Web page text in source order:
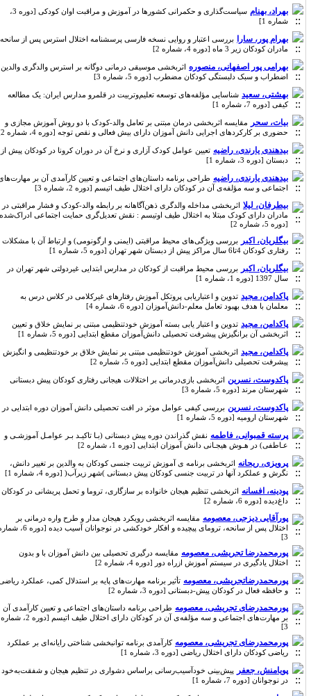
بهراد، بهنام
سیاست‌گذاری و حکمرانی کشورها در آموزش و مراقبت اوان کودکی [دوره 3،
شماره 1]
بهرام پور، سارا بررسی اعتبار و روایی نسخه فارسی پرسشنامه اختلال استرس پس از سانحه
مادران کودکان زیر 3 ماه [دوره 4، شماره 2]
بهرامی پور اصفهانی، منصوره اثربخشی موسیقی‌ درمانی دوگانه بر استرس والدگری والدین،
اضطراب و سبک دلبستگی کودکان مضطرب [دوره 5، شماره 3]
بهشتی، سعید شناسایی مؤلفه‌های توسعه تعلیم‌وتربیت در قلمرو مدارس ایران: یک مطالعه
کیفی [دوره 7، شماره 1]
بیات، سحر مقایسه اثربخشی درمان مبتنی بر تعامل والد-کودک با دو روش آموزش مجازی و
حضوری بر کارکردهای اجرایی دانش آموزان دارای بیش فعالی و نقص توجه [دوره 4، شماره 2]
بیدهندی یارندی، راضیه تعیین عوامل کودک آزاری و نرخ آن در دوران کرونا در کودکان پیش از
دبستان [دوره 3، شماره 1]
بیدهندی یارندی، راضیه طراحی برنامه داستان‌های اجتماعی و تعیین کارآمدی آن بر مهارت‌های
اجتماعی و سه مؤلفه‌ی آن در کودکان دارای اختلال طیف اتیسم [دوره 2، شماره 3]
بیطرفان، لیلا اثربخشی مداخله والدگری ذهن‌آگاهانه بر رابطه والد-کودک و فشار مراقبتی در
مادران دارای کودک مبتلا به اختلال طیف اوتیسم : نقش تعدیل‌گری حمایت اجتماعی ادراک‌شده
[دوره 5، شماره 2]
بیگلریان، اکبر بررسی ویژگی‌های محیط مراقبتی (ایمنی و ارگونومی) و ارتباط آن با مشکلات
رفتاری کودکان 4تا6 سال مراکز پیش از دبستان شهر تهران [دوره 5، شماره 1]
بیگلریان، اکبر بررسی محیط مراقبت از کودکان در مدارس ابتدایی غیردولتی شهر تهران در
سال 1397 [دوره 1، شماره 1]
پاکدامن، مجید تدوین و اعتباریابی پروتکل آموزش رفتارهای غیرکلامی در کلاس درس به
معلمان با هدف بهبود تعامل معلم-دانش‌آموزان [دوره 6، شماره 4]
پاکدامن، مجید تدوین و اعتبار یابی بسته آموزش خودتنظیمی مبتنی بر نمایش خلاق و تعیین
اثربخشی آن برانگیزش پیشرفت تحصیلی دانش‌آموزان مقطع ابتدایی [دوره 5، شماره 1]
پاکدامن، مجید اثربخشی آموزش خودتنظیمی مبتنی بر نمایش خلاق بر خودتنظیمی و انگیزش
پیشرفت تحصیلی دانش‌آموزان مقطع ابتدایی [دوره 5، شماره 2]
پاکدوست، نسرین اثربخشی بازی‌درمانی بر اختلالات هیجانی رفتاری کودکان پیش دبستانی
شهرستان مرند [دوره 5، شماره 3]
پاکدوست، نسرین بررسی کیفی عوامل موثر در افت تحصیلی دانش آموزان دوره ابتدایی در
شهرستان ارومیه [دوره 5، شماره 1]
پرسته قمبوانی، فاطمه نقش گذراندن دوره پیش دبستانی (بـا تاکیـد بـر عوامـل آموزشـی و
عـاطفی) در هـوش هیجـانی دانش آموزان ابتدایی [دوره 1، شماره 2]
پرویزی، ریحانه اثربخشی برنامه ی آموزش تربیت جنسی کودکان به والدین بر تغییر دانش،
نگرش و عملکرد آنها در تربیت جنسی کودکان پیش دبستانی )شهر زیرآب( [دوره 4، شماره 1]
پودینه، افسانه اثربخشی تنظیم هیجان خانواده بر سازگاری، تروما و تحمل پریشانی در کودکان
داغ‌دیده [دوره 6، شماره 2]
پورآقایی دیزجی، معصومه مقایسه اثربخشی رویکرد هیجان مدار و طرح واره درمانی بر
اختلال پس از سانحه، ترومای پیچیده و افکار خودکشی در نوجوانان آسیب دیده [دوره 6، شماره
3]
پورمحمدرضا تجریشی، معصومه مقایسه درگیری تحصیلی بین دانش آموزان با و بدون
اختلال یادگیری در سیستم آموزش ازراه دور [دوره 4، شماره 2]
پورمحمدرضاتجریشی، معصومه تأثیر برنامه مهارت‌های پایه بر استدلال کمی، عملکرد ریاضی
و حافظه فعال در کودکان پیش-دبستانی [دوره 3، شماره 2]
پورمحمدرضای تجریشی، معصومه طراحی برنامه داستان‌های اجتماعی و تعیین کارآمدی آن
بر مهارت‌های اجتماعی و سه مؤلفه‌ی آن در کودکان دارای اختلال طیف اتیسم [دوره 2، شماره
3]
پورمحمدرضای تجریشی، معصومه کارآمدی برنامه توانبخشی شناختی رایانه‌ای بر عملکرد
ریاضی کودکان دارای اختلال ریاضی [دوره 3، شماره 1]
پویامنش، جعفر پیش‌بینی خودآسیب‌رسانی براساس دشواری در تنظیم هیجان و شفقت‌به‌خود
در نوجوانان [دوره 7، شماره 1]